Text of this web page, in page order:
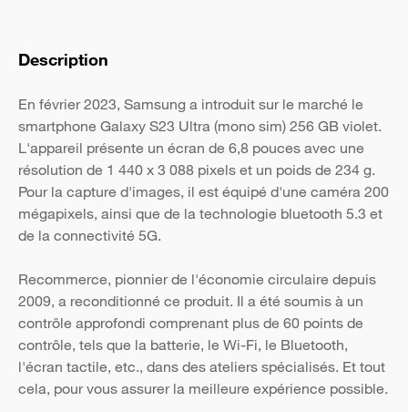
Description
En février 2023, Samsung a introduit sur le marché le
smartphone Galaxy S23 Ultra (mono sim) 256 GB violet.
L'appareil présente un écran de 6,8 pouces avec une
résolution de 1 440 x 3 088 pixels et un poids de 234 g.
Pour la capture d'images, il est équipé d'une caméra 200
mégapixels, ainsi que de la technologie bluetooth 5.3 et
de la connectivité 5G.
Recommerce, pionnier de l'économie circulaire depuis
2009, a reconditionné ce produit. Il a été soumis à un
contrôle approfondi comprenant plus de 60 points de
contrôle, tels que la batterie, le Wi-Fi, le Bluetooth,
l'écran tactile, etc., dans des ateliers spécialisés. Et tout
cela, pour vous assurer la meilleure expérience possible.